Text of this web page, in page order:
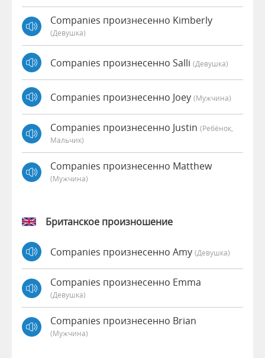
Companies произнесенно Kimberly
(девушка)
Companies произнесенно Salli (девушка)
Companies произнесенно Joey (мужчина)
Companies произнесенно Justin (Ребёнок,
Мальчик)
Companies произнесенно Matthew
(мужчина)
Британское произношение
Companies произнесенно Amy (девушка)
Companies произнесенно Emma
(девушка)
Companies произнесенно Brian
(мужчина)